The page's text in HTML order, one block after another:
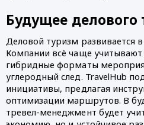
Будущее делового
Деловой туризм развивается
Компании всё чаще
гибридные форматы
углеродный след. TravelHub
инициативы, предлагая
оптимизации маршрутов. В
тревел-менеджмент будет